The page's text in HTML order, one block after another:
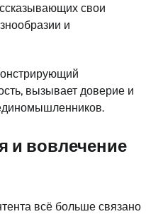
свои
и
вызывает доверие и
и вовлечение
всё больше связано